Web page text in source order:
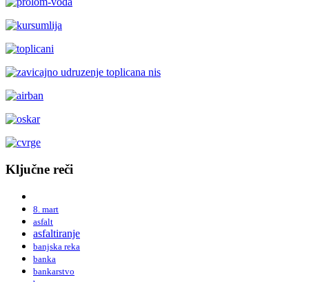
Ključne reči
8. mart
asfalt
asfaltiranje
banjska reka
banka
bankarstvo